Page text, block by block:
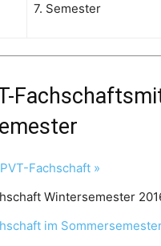
7. Semester
Fachschaft »
Wintersemester
im